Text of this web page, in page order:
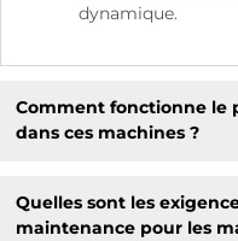
dynamique.
Comment fonctionne le
dans ces machines ?
Quelles sont les
maintenance pour les